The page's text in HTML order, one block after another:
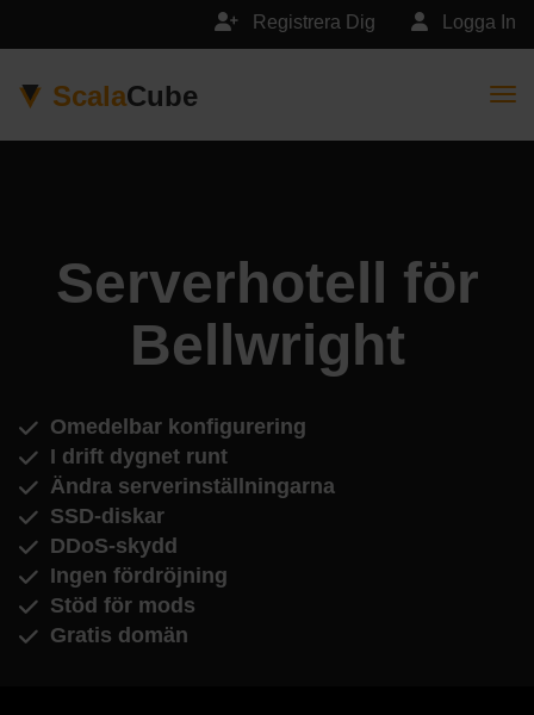
Logga In
Registrera Dig
ScalaCube
Serverhotell för
Bellwright
Omedelbar konfigurering
I drift dygnet runt
Ändra serverinställningarna
SSD-diskar
DDoS-skydd
Ingen fördröjning
Stöd för mods
Gratis domän